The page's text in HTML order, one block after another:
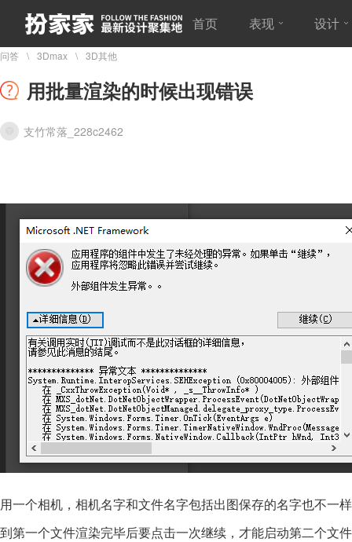
首页 表现 设计
问答 3Dmax 3D其他
用批量渲染的时候出现错误
支竹常落_228c2462
用一个相机，相机名字和文件名字包括出图保存的名字也不一
到第一个文件渲染完毕后要点击一次继续，才能启动第二个文